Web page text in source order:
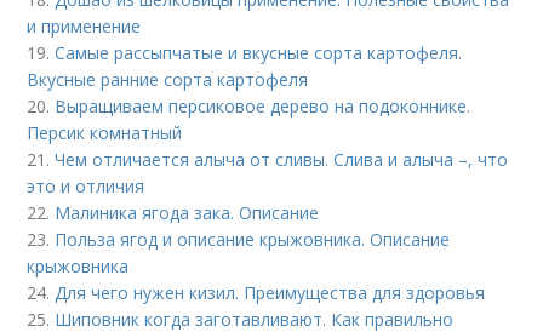
и применение
19.Самые рассыпчатые и вкусные сорта картофеля.
Вкусные ранние сорта картофеля
20. Выращиваем персиковое дерево на подоконнике.
Персик комнатный
21.Чем отличается алыча от сливы. Слива и алыча –, что
это и отличия
22. Малиника ягода зака. Описание
23. Польза ягод и описание крыжовника. Описание
крыжовника
24. Для чего нужен кизил. Преимущества для здоровья
25. Шиповник когда заготавливают. Как правильно